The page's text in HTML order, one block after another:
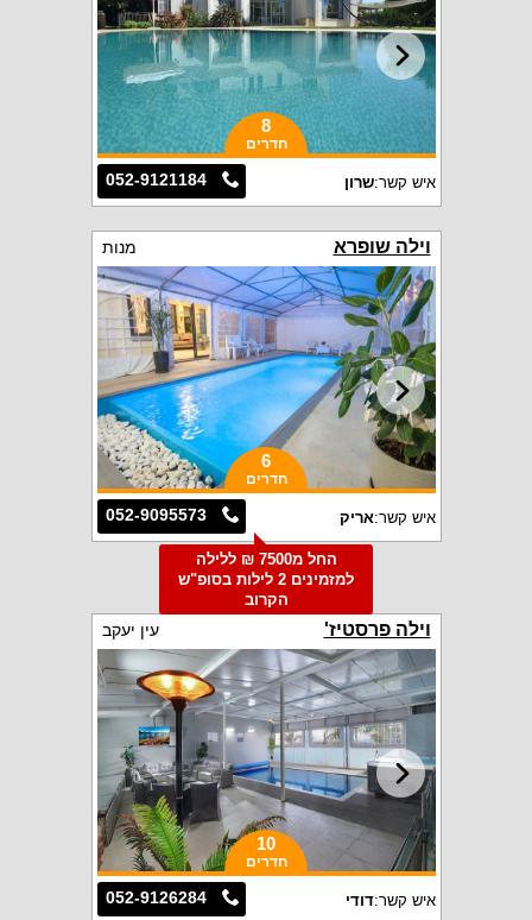
8
חדרים
052-9121184 איש קשר:שרון
וילה שופרא מנות
6
חדרים
052-9095573 איש קשר:אריק
החל מ7500 ₪ ללילה
למזמינים 2 לילות בסופ"ש
הקרוב
וילה פרסטיז' עין יעקב
10
חדרים
052-9126284 איש קשר:דודי